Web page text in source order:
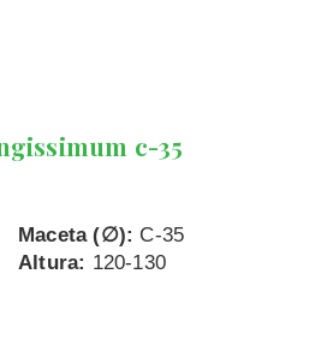
c-35
Maceta (∅): C-35
Altura: 120-130